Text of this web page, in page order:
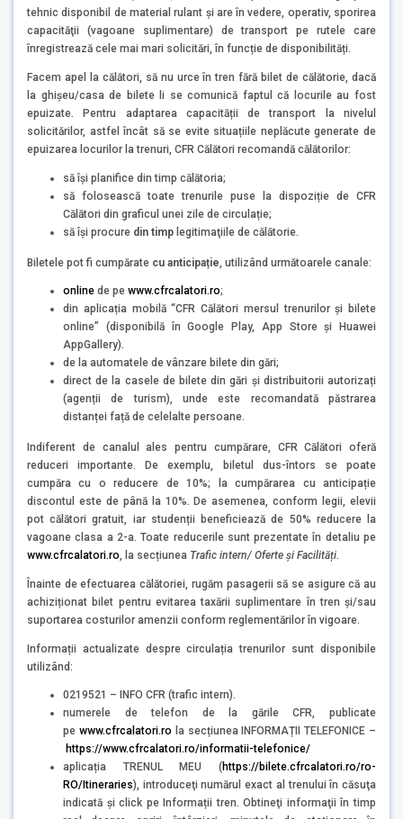
tehnic disponibil de material rulant și are în vedere, operativ, sporirea
capacităţii (vagoane suplimentare) de transport pe rutele care
înregistrează cele mai mari solicitări, în funcție de disponibilități.
Facem apel la călători, să nu urce în tren fără bilet de călătorie, dacă
la ghișeu/casa de bilete li se comunică faptul că locurile au fost
epuizate. Pentru adaptarea capacității de transport la nivelul
solicitărilor, astfel încât să se evite situațiile neplăcute generate de
epuizarea locurilor la trenuri, CFR Călători recomandă călătorilor:
să își planifice din timp călătoria;
să folosească toate trenurile puse la dispoziție de CFR
Călători din graficul unei zile de circulație;
să îşi procure din timp legitimaţiile de călătorie.
Biletele pot fi cumpărate cu anticipație , utilizând următoarele canale:
online de pe www.cfrcalatori.ro;
din aplicația mobilă “CFR Călători mersul trenurilor și bilete
online” (disponibilă în Google Play, App Store și Huawei
AppGallery).
de la automatele de vânzare bilete din gări;
direct de la casele de bilete din gări și distribuitorii autorizați
(agenții de turism), unde este recomandată păstrarea
distanței față de celelalte persoane.
Indiferent de canalul ales pentru cumpărare, CFR Călători oferă
reduceri importante. De exemplu, biletul dus-întors se poate
cumpăra cu o reducere de 10%; la cumpărarea cu anticipație
discontul este de până la 10%. De asemenea, conform legii, elevii
pot călători gratuit, iar studenții beneficiează de 50% reducere la
vagoane clasa a 2-a. Toate reducerile sunt prezentate în detaliu pe
www.cfrcalatori.ro, la secțiunea Trafic intern/ Oferte și Facilități.
Înainte de efectuarea călătoriei, rugăm pasagerii să se asigure că au
achiziționat bilet pentru evitarea taxării suplimentare în tren și/sau
suportarea costurilor amenzii conform reglementărilor în vigoare.
Informații actualizate despre circulația trenurilor sunt disponibile
utilizând:
0219521 – INFO CFR (trafic intern).
numerele de telefon de la gările CFR, publicate
pe www.cfrcalatori.ro la secțiunea INFORMAȚII TELEFONICE –
https://www.cfrcalatori.ro/informatii-telefonice/
aplicația TRENUL MEU (https://bilete.cfrcalatori.ro/ro-
RO/Itineraries), introduceţi numărul exact al trenului în căsuţa
indicată şi click pe Informații tren. Obtineţi informaţii în timp